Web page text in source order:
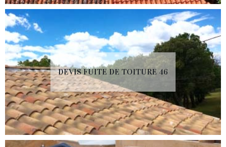
DEVIS FUITE DE TOITURE 46